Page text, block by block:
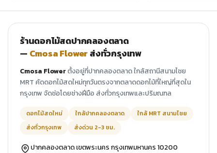
ร้านดอกไม้สดปากคลองตลาด
— Cmosa Flowerส่งทั่วกรุงเทพ
Cmosa Flowerตั้งอยู่ที่ปากคลองตลาด ใกล้สถานีสนามไชย
MRT คัดดอกไม้สดใหม่ทุกวันตรงจากตลาดดอกไม้ที่ใหญ่ที่สุดใน
กรุงเทพ จัดช่อโดยช่างฝีมือ ส่งทั่วกรุงเทพและปริมณฑล
ดอกไม้สดใหม่ ใกล้ปากคลองตลาด
ใกล้ MRT สนามไชย
ส่งทั่วกรุงเทพ
ส่งด่วน 2-3 ชม.
ปากคลองตลาด เขตพระนคร กรุงเทพมหานคร 10200